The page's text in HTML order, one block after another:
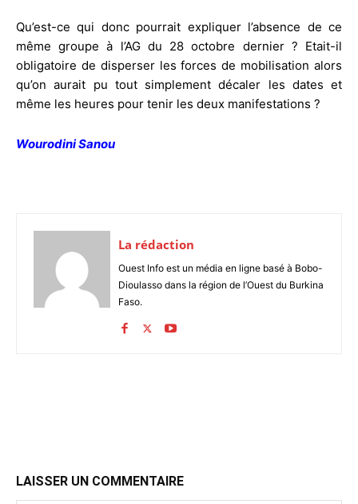
Qu’est-ce qui donc pourrait expliquer l’absence de ce
même groupe à l’AG du 28 octobre dernier ? Etait-il
obligatoire de disperser les forces de mobilisation alors
qu’on aurait pu tout simplement décaler les dates et
même les heures pour tenir les deux manifestations ?
Wourodini Sanou
La rédaction
Ouest Info est un média en ligne basé à Bobo-
Dioulasso dans la région de l’Ouest du Burkina
Faso.
LAISSER UN COMMENTAIRE